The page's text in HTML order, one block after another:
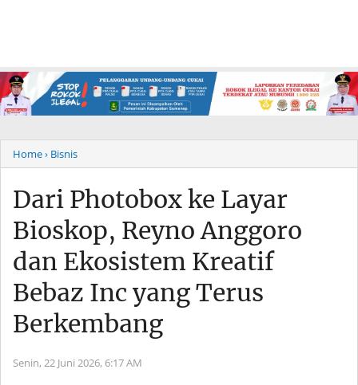
Home› Bisnis
Dari Photobox ke Layar
Bioskop, Reyno Anggoro
dan Ekosistem Kreatif
Bebaz Inc yang Terus
Berkembang
Senin, 22 Juni 2026, 6:17 AM